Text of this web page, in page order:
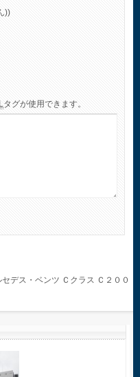
))
タグが使用できます。
セデス・ベンツ Ｃクラス Ｃ２００